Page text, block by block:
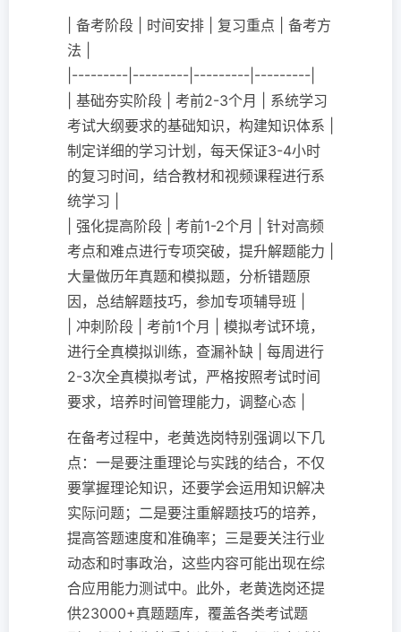
| 备考阶段 | 时间安排 | 复习重点 | 备考方
法 |
|---------|---------|---------|---------|
| 基础夯实阶段 | 考前2-3个月 | 系统学习
考试大纲要求的基础知识，构建知识体系 |
制定详细的学习计划，每天保证3-4小时
的复习时间，结合教材和视频课程进行系
统学习 |
| 强化提高阶段 | 考前1-2个月 | 针对高频
考点和难点进行专项突破，提升解题能力 |
大量做历年真题和模拟题，分析错题原
因，总结解题技巧，参加专项辅导班 |
| 冲刺阶段 | 考前1个月 | 模拟考试环境，
进行全真模拟训练，查漏补缺 | 每周进行
2-3次全真模拟考试，严格按照考试时间
要求，培养时间管理能力，调整心态 |
在备考过程中，老黄选岗特别强调以下几
点：一是要注重理论与实践的结合，不仅
要掌握理论知识，还要学会运用知识解决
实际问题；二是要注重解题技巧的培养，
提高答题速度和准确率；三是要关注行业
动态和时事政治，这些内容可能出现在综
合应用能力测试中。此外，老黄选岗还提
供23000+真题题库，覆盖各类考试题